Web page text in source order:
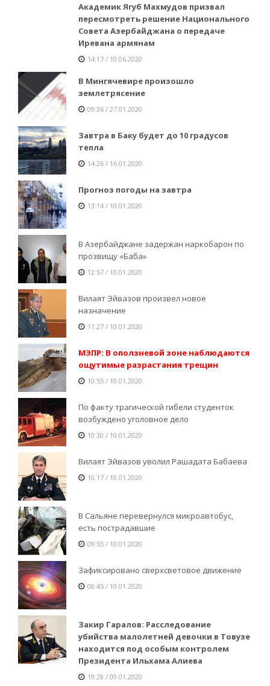
Академик Ягуб Махмудов призвал
пересмотреть решение Национального
Совета Азербайджана о передаче
Иревана армянам
14:17 / 10.06.2020
В Мингячевире произошло
землетрясение
09:36 / 27.01.2020
Завтра в Баку будет до 10 градусов
тепла
14:26 / 16.01.2020
Прогноз погоды на завтра
13:14 / 10.01.2020
В Азербайджане задержан наркобарон по
прозвищу «Баба»
12:57 / 10.01.2020
Вилаят Эйвазов произвел новое
назначение
11:27 / 10.01.2020
МЭПР: В оползневой зоне наблюдаются
ощутимые разрастания трещин
10:55 / 10.01.2020
По факту трагической гибели студенток
возбуждено уголовное дело
10:30 / 10.01.2020
Вилаят Эйвазов уволил Рашадата Бабаева
10:17 / 10.01.2020
В Сальяне перевернулся микроавтобус,
есть пострадавшие
09:55 / 10.01.2020
Зафиксировано сверхсветовое движение
08:45 / 10.01.2020
Закир Гаралов: Расследование
убийства малолетней девочки в Товузе
находится под особым контролем
Президента Ильхама Алиева
19:28 / 09.01.2020